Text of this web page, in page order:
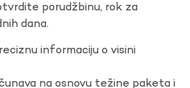
porudžbinu, rok za
dana.
informaciju o visini
na osnovu težine paketa i